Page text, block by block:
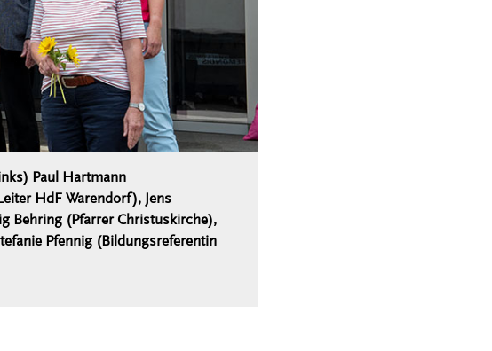
Paul Hartmann
HdF Warendorf), Jens
Behring (Pfarrer Christuskirche),
Pfennig (Bildungsreferentin